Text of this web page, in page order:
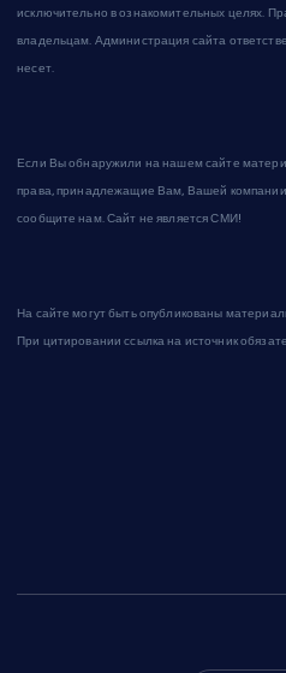
исключительно в ознакомительных целях.
владельцам. Администрация сайта
несет.
Если Вы обнаружили на нашем сайте
права, принадлежащие Вам, Вашей
сообщите нам. Сайт не является СМИ!
На сайте могут быть опубликованы
При цитировании ссылка на источник